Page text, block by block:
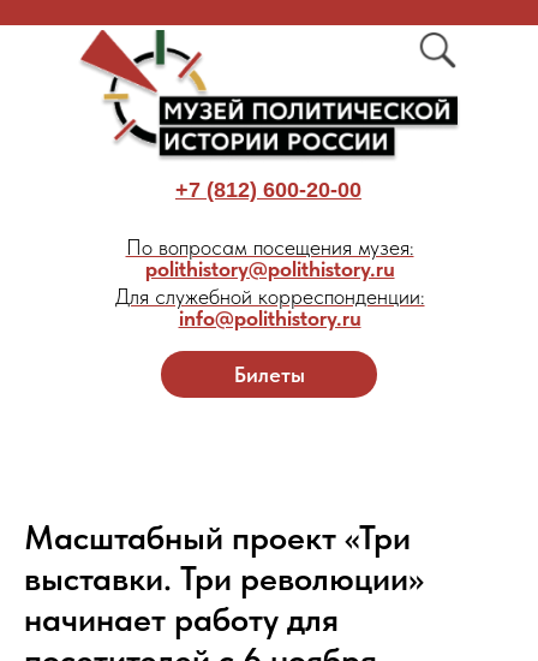
Билеты
+7 (812) 600-20-00
По вопросам посещения музея:
polithistory@polithistory.ru
Для служебной корреспонденции:
info@polithistory.ru
Масштабный проект «Три
выставки. Три революции»
начинает работу для